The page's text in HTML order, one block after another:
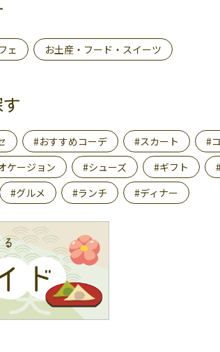
ェ お土産・フード・スイーツ
#おすすめコーデ #スカート
#
ケージョン #シューズ #ギフト
#グルメ #ランチ #ディナー